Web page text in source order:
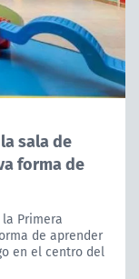
sala de
forma de
Primera
de aprender
en el centro del